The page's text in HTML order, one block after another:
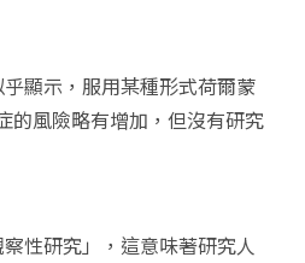
顯示，服用某種形式荷爾蒙
的風險略有增加，但沒有研究
性研究」，這意味著研究人